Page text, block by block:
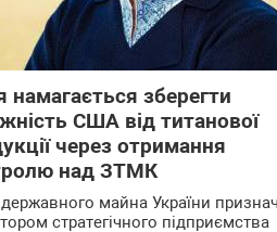
намагається зберегти
США від титанової
через отримання
над ЗТМК
майна України
стратегічного підприємства